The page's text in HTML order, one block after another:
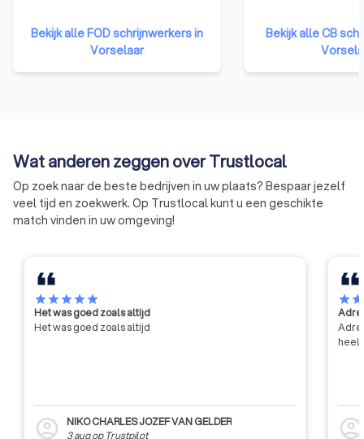
minister op advies van de
federale erkenningscommissie.
De erkenning geeft aan de
aanbestedende overheden het
kwaliteitslabel.
Bekijk alle FOD schrijnwerkers in
Vorselaar
éénmanszaken
bedrijven. De
vertegenwoordigt
ondernemingen
Bekijk alle CB
Wat anderen zeggen over Trustlocal
Op zoek naar de beste bedrijven in uw plaats? Bespaar jezelf
veel tijd en zoekwerk. Op Trustlocal kunt u een geschikte
match vinden in uw omgeving!
starstarstarstarstar
Het was goed zoals altijd
Het was goed zoals altijd
account_circle
NIKO CHARLES JOZEF VAN GELDER
3 augop Trustpilot
starstar
heel
account_circle